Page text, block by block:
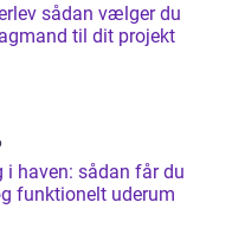
du
til dit projekt
haven: sådan får du
funktionelt uderum